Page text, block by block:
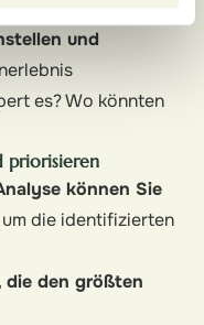
und
es? Wo könnten
priorisieren
können Sie
um die identifizierten
die den größten